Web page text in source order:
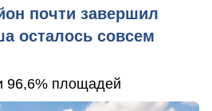
почти завершил
осталось совсем
96,6% площадей